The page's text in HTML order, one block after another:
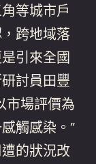
等城市戶
跨地域落
引來全國
討員田豐
市場評價為
觸感染。”
的狀況改